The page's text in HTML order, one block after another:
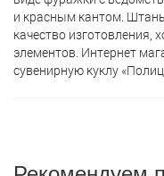
и красным кантом.
качество изготовления,
элементов. Интернет
сувенирную куклу